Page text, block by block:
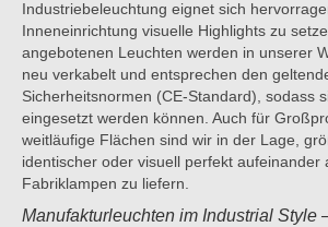
Industriebeleuchtung eignet sich
Inneneinrichtung visuelle Highlights zu
angebotenen Leuchten werden in unserer
neu verkabelt und entsprechen den
Sicherheitsnormen (CE-Standard), sodass
eingesetzt werden können. Auch für
weitläufige Flächen sind wir in der Lage,
identischer oder visuell perfekt aufeinander
Fabriklampen zu liefern.
Manufakturleuchten im Industrial Style